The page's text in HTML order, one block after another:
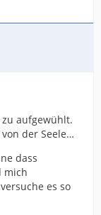
aufgewühlt.
der Seele…
dass
mich
es so